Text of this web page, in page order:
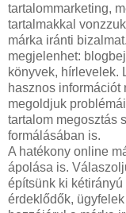
tartalommarketing,
tartalmakkal
márka iránti
megjelenhet:
könyvek, hírlevelek.
hasznos információt
megoldjuk
tartalom megosztás
formálásában is.
A hatékony online
ápolása is.
építsünk ki
érdeklődők,